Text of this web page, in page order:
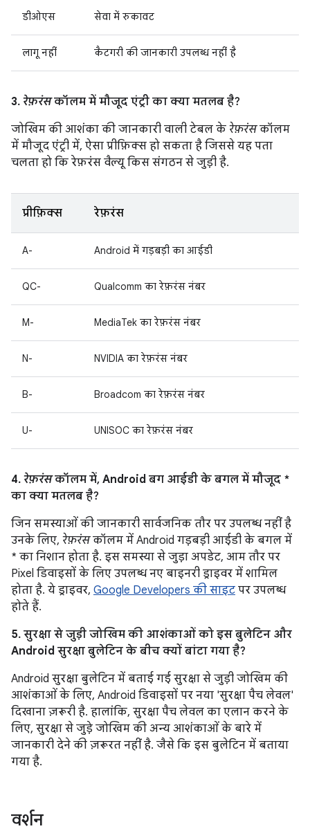
डीओएस सेवा में रुकावट
लागू नहीं कैटगरी की जानकारी उपलब्ध नहीं है
3. रेफ़रंसकॉलम में मौजूद एंट्री का क्या मतलब है?
जोखिम की आशंका की जानकारी वाली टेबल के रेफ़रंसकॉलम
में मौजूद एंट्री में, ऐसा प्रीफ़िक्स हो सकता है जिससे यह पता
चलता हो कि रेफ़रंस वैल्यू किस संगठन से जुड़ी है.
प्रीफ़िक्स रेफ़रंस
A- Android में गड़बड़ी का आईडी
QC- Qualcomm का रेफ़रंस नंबर
M- MediaTek का रेफ़रंस नंबर
N- NVIDIA का रेफ़रंस नंबर
B- Broadcom का रेफ़रंस नंबर
U- UNISOC का रेफ़रंस नंबर
4. रेफ़रंसकॉलम में, Android बग आईडी के बगल में मौजूद *
का क्या मतलब है?
जिन समस्याओं की जानकारी सार्वजनिक तौर पर उपलब्ध नहीं है
उनके लिए, रेफ़रंसकॉलम में Android गड़बड़ी आईडी के बगल में
* का निशान होता है. इस समस्या से जुड़ा अपडेट, आम तौर पर
Pixel डिवाइसों के लिए उपलब्ध नए बाइनरी ड्राइवर में शामिल
होता है. ये ड्राइवर, Google Developers की साइट पर उपलब्ध
होते हैं.
5. सुरक्षा से जुड़ी जोखिम की आशंकाओं को इस बुलेटिन और
Android सुरक्षा बुलेटिन के बीच क्यों बांटा गया है?
Android सुरक्षा बुलेटिन में बताई गई सुरक्षा से जुड़ी जोखिम की
आशंकाओं के लिए, Android डिवाइसों पर नया 'सुरक्षा पैच लेवल'
दिखाना ज़रूरी है. हालांकि, सुरक्षा पैच लेवल का एलान करने के
लिए, सुरक्षा से जुड़े जोखिम की अन्य आशंकाओं के बारे में
जानकारी देने की ज़रूरत नहीं है. जैसे कि इस बुलेटिन में बताया
गया है.
वर्शन